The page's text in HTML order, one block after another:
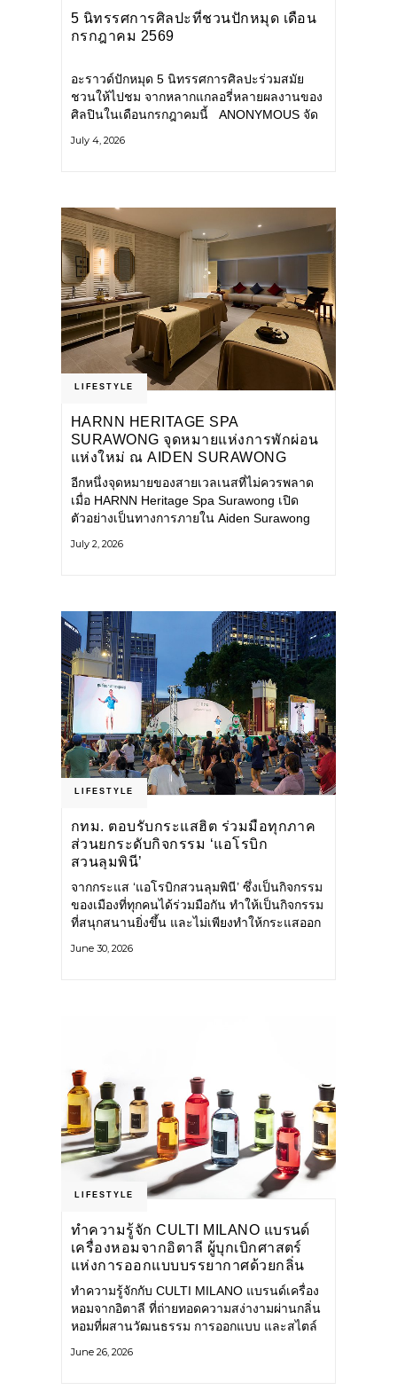
5 นิทรรศการศิลปะที่ชวนปักหมุด เดือน
กรกฎาคม 2569
อะราวด์ปักหมุด 5 นิทรรศการศิลปะร่วมสมัย
ชวนให้ไปชม จากหลากแกลอรี่หลายผลงานของ
ศิลปินในเดือนกรกฎาคมนี้ ANONYMOUS จัด
กลุ่ม Anonymous โดยมี นิ่ม
July 4, 2026
LIFESTYLE
HARNN HERITAGE SPA
SURAWONG จุดหมายแห่งการพักผ่อน
แห่งใหม่ ณ AIDEN SURAWONG
BANGKOK
อีกหนึ่งจุดหมายของสายเวลเนสที่ไม่ควรพลาด
เมื่อ HARNN Heritage Spa Surawong เปิด
ตัวอย่างเป็นทางการภายใน Aiden Surawong
ของเมืองใหญ่ มาสัมผัสประสบการณ์การพักผ่อน
July 2, 2026
LIFESTYLE
กทม. ตอบรับกระแสฮิต ร่วมมือทุกภาค
ส่วนยกระดับกิจกรรม ‘แอโรบิก
สวนลุมพินี’
จากกระแส ‘แอโรบิกสวนลุมพินี’ ซึ่งเป็นกิจกรรม
ของเมืองที่ทุกคนได้ร่วมมือกัน ทำให้เป็นกิจกรรม
ที่สนุกสนานยิ่งขึ้น และไม่เพียงทำให้กระแสออก
กระจายไปยังหลายพื้นที่ของประเทศที่อยากออก
June 30, 2026
LIFESTYLE
ทำความรู้จัก CULTI MILANO แบรนด์
เครื่องหอมจากอิตาลี ผู้บุกเบิกศาสตร์
แห่งการออกแบบบรรยากาศด้วยกลิ่น
หอม ผสานสไตล์อันโดดเด่นอย่างลงตัว
ทำความรู้จักกับ CULTI MILANO แบรนด์เครื่อง
หอมจากอิตาลี ที่ถ่ายทอดความสง่างามผ่านกลิ่น
หอมที่ผสานวัฒนธรรม การออกแบบ และสไตล์
แบรนด์เครื่องหอมระดับลักชัวรีดีไซน์เอกลักษณ์
June 26, 2026